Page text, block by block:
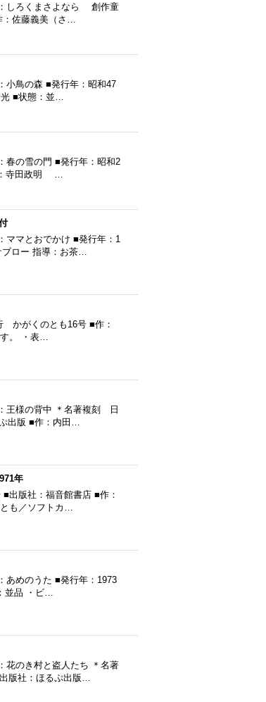
しろくまさよなら 創作童
：佐藤義美（さ…
小鳥の森 ■発行年：昭和47
■状態：並…
春の雪の門 ■発行年：昭和2
：寺田政明 …
ママとおでかけ ■発行年：1
ロー 指導：お茶…
かがくのとも16号 ■作：
。 ・表…
王様の背中 ＊名著複刻 日
出版 ■作：内田…
年
出版社：福音館書店 ■作：
も／ソフトカ…
あめのうた ■発行年：1973
並品 ・ビ…
花のき村と盗人たち ＊名著
版社：ほるぷ出版…